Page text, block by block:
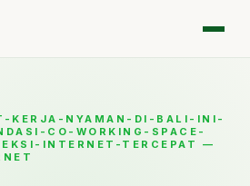
KERJA-NYAMAN-DI-BALI-INI-
CO-WORKING-SPACE-
INTERNET-TERCEPAT —